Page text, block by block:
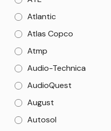
Atlantic
Atlas Copco
Atmp
Audio-Technica
AudioQuest
August
Autosol